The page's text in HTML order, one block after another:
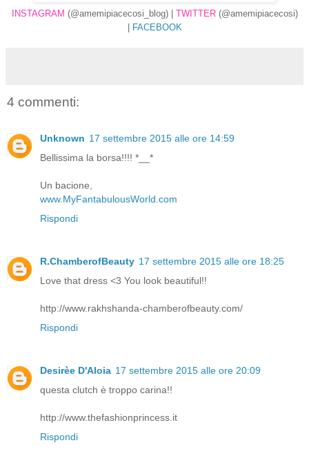
INSTAGRAM (@amemipiacecosi_blog) | TWITTER(@amemipiacecosi)
FACEBOOK
4 commenti:
Unknown 17 settembre 2015 alle ore 14:59
Bellissima la borsa!!!! *__*
Un bacione,
www.MyFantabulousWorld.com
Rispondi
R.ChamberofBeauty 17 settembre 2015 alle ore 18:25
Love that dress <3 You look beautiful!!
http://www.rakhshanda-chamberofbeauty.com/
Rispondi
Desirèe D'Aloia 17 settembre 2015 alle ore 20:09
questa clutch è troppo carina!!
http://www.thefashionprincess.it
Rispondi